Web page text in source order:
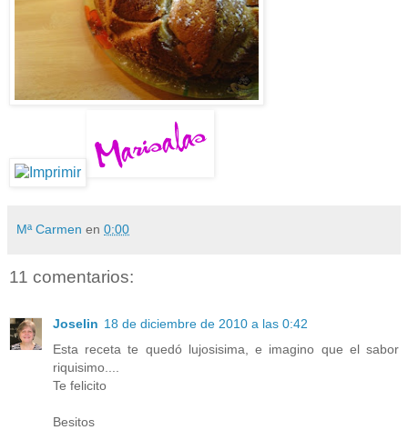
Mª Carmen en 0:00
11 comentarios:
Joselin 18 de diciembre de 2010 a las 0:42
Esta receta te quedó lujosisima, e imagino que el sabor
riquisimo....
Te felicito
Besitos